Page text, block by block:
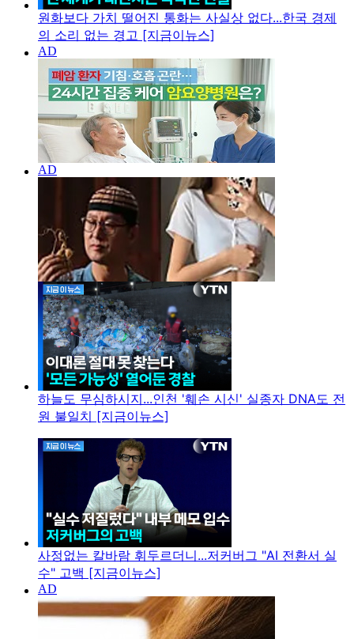
원화보다 가치 떨어진 통화는 사실상 없다...한국 경제
의 소리 없는 경고 [지금이뉴스]
하늘도 무심하시지...인천 '훼손 시신' 실종자 DNA도 전
원 불일치 [지금이뉴스]
사정없는 칼바람 휘두르더니...저커버그 "AI 전환서 실
수" 고백 [지금이뉴스]